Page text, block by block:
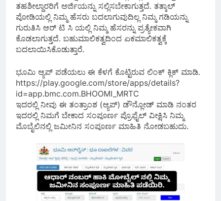
ತಹಶೀಲ್ದಾರರಿಗೆ ಅರ್ಜಿಯನ್ನು ಸಲ್ಲಿಸಬೇಕಾಗುತ್ತದೆ. ತತ್ಕಾಲ್
ಪೋಡಿಯಲ್ಲಿ ನಿಮ್ಮ ಹೆಸರು ಬದಲಾಗುವುದಿಲ್ಲ ನಿಮ್ಮ ಗಡಿಯನ್ನು
ಗುರುತಿಸಿ ಆರ್ ಟಿ ಸಿ ಯಲ್ಲಿ ನಿಮ್ಮ ಹೆಸರನ್ನು ಪ್ರತ್ಯೇಕವಾಗಿ
ಕೊಡಲಾಗುತ್ತದೆ. ಬಹುಮಾಲಿಕತ್ವದಿಂದ ಏಕಮಾಲಿಕತ್ವಕ್ಕೆ
ಬದಲಾಯಿಸಿಕೊಡುತ್ತಾರೆ.
ಭೂಮಿ ಆ್ಯಪ್ ಪಡೆಯಲು ಈ ಕೆಳಗೆ ಕೊಟ್ಟಿರುವ ಲಿಂಕ್ ಕ್ಲಿಕ್ ಮಾಡಿ.
https://play.google.com/store/apps/details?
id=app.bmc.com.BHOOMI_MRTC
ಇದರಲ್ಲಿ ನೀವು ಈ ತಂತ್ರಾಂಶ (ಆ್ಯಪ್) ಡೌನ್ಲೋಡ್ ಮಾಡಿ ನಂತರ
ಇದರಲ್ಲಿ ನಿಮಗೆ ಬೇಕಾದ ಸಂಪೂರ್ಣ ಪ್ರೊಫೈಲ್ ವೀಕ್ಷಿಸಿ ನಿಮ್ಮ
ಮೊಬೈಲಿನಲ್ಲಿ ಜಮೀನಿನ ಸಂಪೂರ್ಣ ಮಾಹಿತಿ ನೋಡಬಹುದು.